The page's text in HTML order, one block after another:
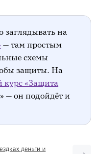
заглядывать на
— там простым
схемы
защиты. На
курс «Защита
» — он подойдёт и
деньги и